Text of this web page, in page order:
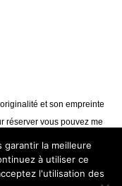
et son empreinte
réserver vous pouvez me
la meilleure
à utiliser ce
l'utilisation des